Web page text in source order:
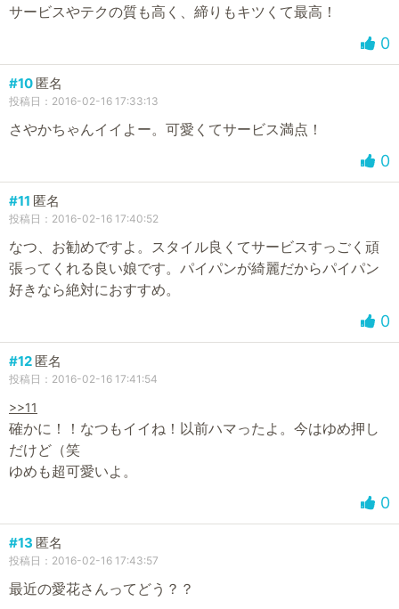
サービスやテクの質も高く、締りもキツくて最高！
0
#10 匿名
投稿日：2016-02-16 17:33:13
さやかちゃんイイよー。可愛くてサービス満点！
0
#11 匿名
投稿日：2016-02-16 17:40:52
なつ、お勧めですよ。スタイル良くてサービスすっごく頑
張ってくれる良い娘です。パイパンが綺麗だからパイパン
好きなら絶対におすすめ。
0
#12 匿名
投稿日：2016-02-16 17:41:54
>>11
確かに！！なつもイイね！以前ハマったよ。今はゆめ押し
だけど（笑
ゆめも超可愛いよ。
0
#13 匿名
投稿日：2016-02-16 17:43:57
最近の愛花さんってどう？？